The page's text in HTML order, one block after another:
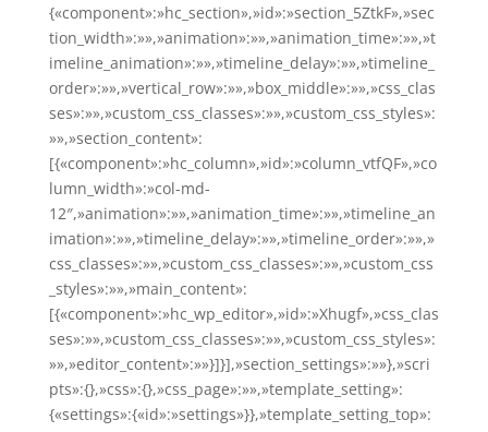
{«component»:»hc_section»,»id»:»section_5ZtkF»,»sec
tion_width»:»»,»animation»:»»,»animation_time»:»»,»t
imeline_animation»:»»,»timeline_delay»:»»,»timeline_
order»:»»,»vertical_row»:»»,»box_middle»:»»,»css_clas
ses»:»»,»custom_css_classes»:»»,»custom_css_styles»:
»»,»section_content»:
[{«component»:»hc_column»,»id»:»column_vtfQF»,»co
lumn_width»:»col-md-
12″,»animation»:»»,»animation_time»:»»,»timeline_an
imation»:»»,»timeline_delay»:»»,»timeline_order»:»»,»
css_classes»:»»,»custom_css_classes»:»»,»custom_css
_styles»:»»,»main_content»:
[{«component»:»hc_wp_editor»,»id»:»Xhugf»,»css_clas
ses»:»»,»custom_css_classes»:»»,»custom_css_styles»:
»»,»editor_content»:»»}]}],»section_settings»:»»},»scri
pts»:{},»css»:{},»css_page»:»»,»template_setting»:
{«settings»:{«id»:»settings»}},»template_setting_top»: